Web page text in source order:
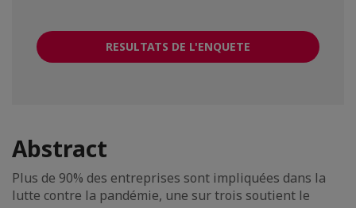
RESULTATS DE L'ENQUETE
Abstract
Plus de 90% des entreprises sont impliquées dans la
lutte contre la pandémie, une sur trois soutient le